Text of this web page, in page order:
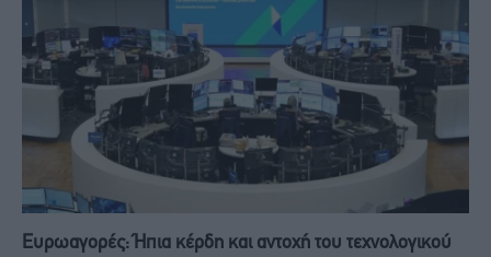
Ευρωαγορές: Ήπια κέρδη και αντοχή του τεχνολογικού